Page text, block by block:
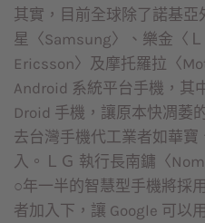
其實，目前全球除了諾基
星〈Samsung〉、樂金〈
Ericsson〉及摩托羅拉〈
Android 系統平台手機，其
Droid 手機，讓原本快凋萎
去台灣手機代工業者如華
入。ＬＧ 執行長南鏞〈
○年一半的智慧型手機將採
者加入下，讓 Google 可以